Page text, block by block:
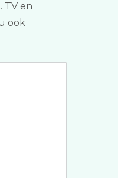
TV en
ook